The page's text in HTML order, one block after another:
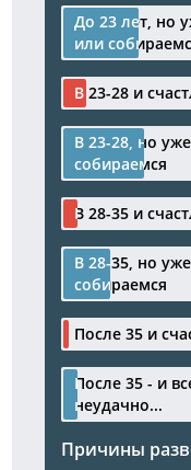
До 23 лет, но
или
До 23 лет, но
или
В 23-28 и
В 23-28 и
В 23-28, но
собираемся
В 23-28, но
собираемся
В 28-35 и
В 28-35 и
В 28-35, но
собираемся
В 28-35, но
собираемся
После 35 и
После 35 и
После 35 - и
неудачно...
После 35 - и
неудачно...
Причины